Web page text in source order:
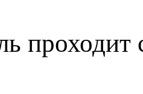
проходит